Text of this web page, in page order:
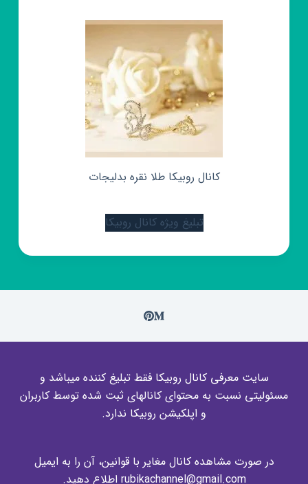
کانال روبیکا طلا نقره بدلیجات
تبلیغ ویژه کانال روبیکا
سایت معرفی کانال روبیکا فقط تبلیغ کننده میباشد و
مسئولیتی نسبت به محتوای کانالهای ثبت شده توسط کاربران
و اپلکیشن روبیکا ندارد.
در صورت مشاهده کانال مغایر با قوانین، آن را به ایمیل
rubikachannel@gmail.com اطلاع دهید.